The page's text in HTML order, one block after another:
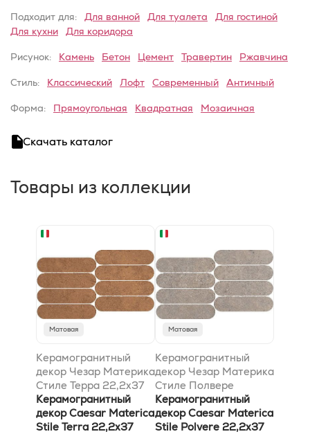
Подходит для: Для ванной Для туалета
Для гостиной
Для кухни
Для коридора
Рисунок: Камень Бетон Цемент Травертин Ржавчина
Стиль: Классический Лофт Современный Античный
Форма: Прямоугольная Квадратная Мозаичная
Скачать каталог
Товары из коллекции
Матовая
Керамогранитный
декор Чезар Материка
Стиле Терра 22,2x37
Керамогранитный
декор Caesar Materica
Stile Terra 22,2x37
Матовая
Керамогранитный
декор Чезар Материка
Стиле Полвере
22,2x37
Керамогранитный
декор Caesar Materica
Stile Polvere 22,2x37